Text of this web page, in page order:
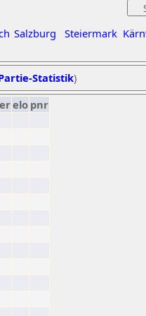
Salzburg Steiermark
Statistik)
elo pnr